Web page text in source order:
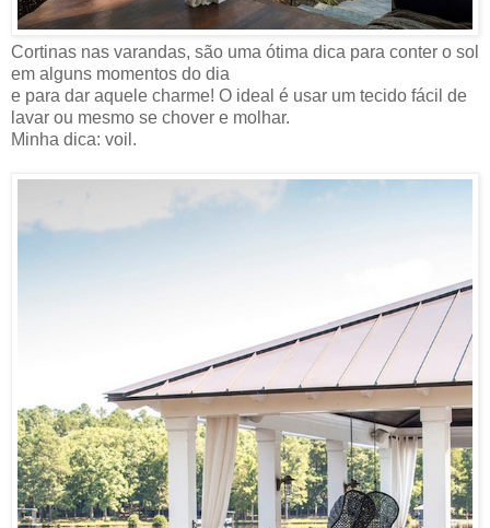
Cortinas nas varandas, são uma ótima dica para conter o sol
em alguns momentos do dia
e para dar aquele charme! O ideal é usar um tecido fácil de
lavar ou mesmo se chover e molhar.
Minha dica: voil.